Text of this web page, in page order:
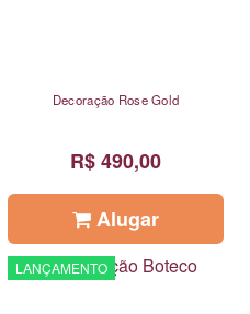
Decoração Rose Gold
R$ 490,00
Alugar
LANÇAMENTO